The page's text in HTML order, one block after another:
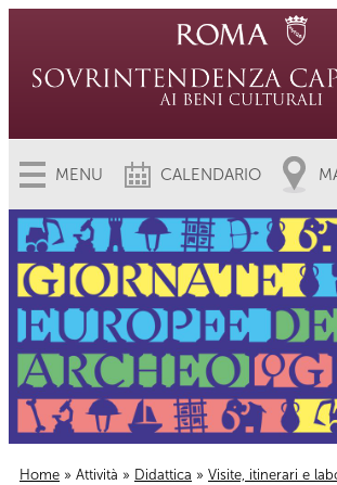
MENU CALENDARIO
Home » Attività » Didattica » Visite, itinerari e